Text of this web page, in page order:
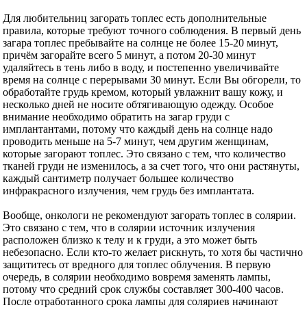
Для любительниц загорать топлес есть дополнительные
правила, которые требуют точного соблюдения. В первый день
загара топлес пребывайте на солнце не более 15-20 минут,
причём загорайте всего 5 минут, а потом 20-30 минут
удаляйтесь в тень либо в воду, и постепенно увеличивайте
время на солнце с перерывами 30 минут. Если Вы обгорели, то
обработайте грудь кремом, который увлажнит вашу кожу, и
несколько дней не носите обтягивающую одежду. Особое
внимание необходимо обратить на загар груди с
имплантантами, потому что каждый день на солнце надо
проводить меньше на 5-7 минут, чем другим женщинам,
которые загорают топлес. Это связано с тем, что количество
тканей груди не изменилось, а за счет того, что они растянуты,
каждый сантиметр получает большее количество
инфракрасного излучения, чем грудь без имплантата.
Вообще, онкологи не рекомендуют загорать топлес в солярии.
Это связано с тем, что в солярии источник излучения
расположен близко к телу и к груди, а это может быть
небезопасно. Если кто-то желает рискнуть, то хотя бы частично
защититесь от вредного для топлес облучения. В первую
очередь, в солярии необходимо вовремя заменять лампы,
потому что средний срок службы составляет 300-400 часов.
После отработанного срока лампы для соляриев начинают